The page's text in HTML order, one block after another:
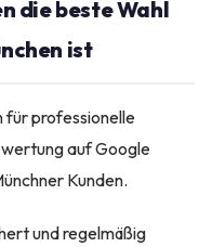
die beste Wahl
ist
für professionelle
auf Google
Kunden.
und regelmäßig